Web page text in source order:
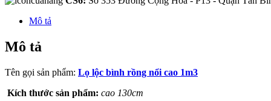
Mô tả
Mô tả
Tên gọi sản phẩm: Lọ lộc bình rồng nổi cao 1m3
Kích thước sản phẩm: cao 130cm